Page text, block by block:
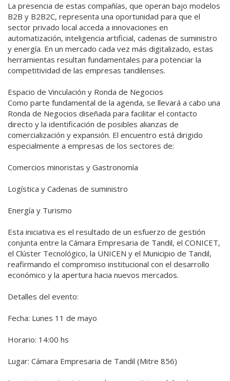
La presencia de estas compañías, que operan bajo modelos
B2B y B2B2C, representa una oportunidad para que el
sector privado local acceda a innovaciones en
automatización, inteligencia artificial, cadenas de suministro
y energía. En un mercado cada vez más digitalizado, estas
herramientas resultan fundamentales para potenciar la
competitividad de las empresas tandilenses.
Espacio de Vinculación y Ronda de Negocios
Como parte fundamental de la agenda, se llevará a cabo una
Ronda de Negocios diseñada para facilitar el contacto
directo y la identificación de posibles alianzas de
comercialización y expansión. El encuentro está dirigido
especialmente a empresas de los sectores de:
Comercios minoristas y Gastronomía
Logística y Cadenas de suministro
Energía y Turismo
Esta iniciativa es el resultado de un esfuerzo de gestión
conjunta entre la Cámara Empresaria de Tandil, el CONICET,
el Clúster Tecnológico, la UNICEN y el Municipio de Tandil,
reafirmando el compromiso institucional con el desarrollo
económico y la apertura hacia nuevos mercados.
Detalles del evento:
Fecha: Lunes 11 de mayo
Horario: 14:00 hs
Lugar: Cámara Empresaria de Tandil (Mitre 856)